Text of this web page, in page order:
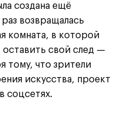
создана ещё
возвращалась
комната, в которой
свой след —
тому, что зрители
искусства, проект
соцсетях.